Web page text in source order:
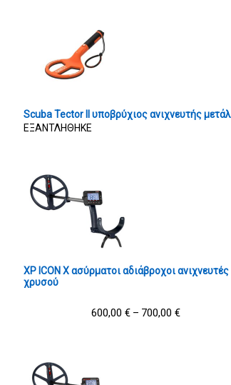
Scuba Tector II υποβρύχιος ανιχνευτής
ΕΞΑΝΤΛΗΘΗΚΕ
XP ICON X ασύρματοι αδιάβροχοι
χρυσού
600,00 € – 700,00 €